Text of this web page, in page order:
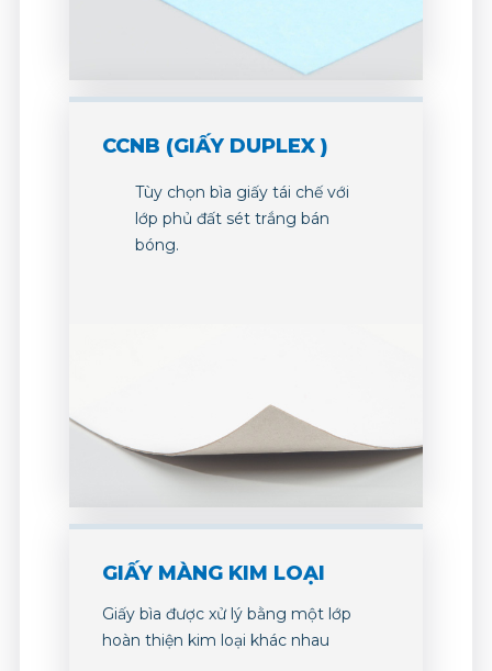
CCNB (GIẤY DUPLEX )
Tùy chọn bìa giấy tái chế với
lớp phủ đất sét trắng bán
bóng.
GIẤY MÀNG KIM LOẠI
Giấy bìa được xử lý bằng một lớp
hoàn thiện kim loại khác nhau